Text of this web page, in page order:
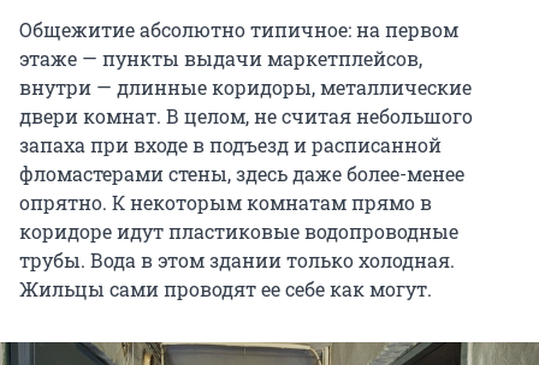
Общежитие абсолютно типичное: на первом
этаже — пункты выдачи маркетплейсов,
внутри — длинные коридоры, металлические
двери комнат. В целом, не считая небольшого
запаха при входе в подъезд и расписанной
фломастерами стены, здесь даже более-менее
опрятно. К некоторым комнатам прямо в
коридоре идут пластиковые водопроводные
трубы. Вода в этом здании только холодная.
Жильцы сами проводят ее себе как могут.